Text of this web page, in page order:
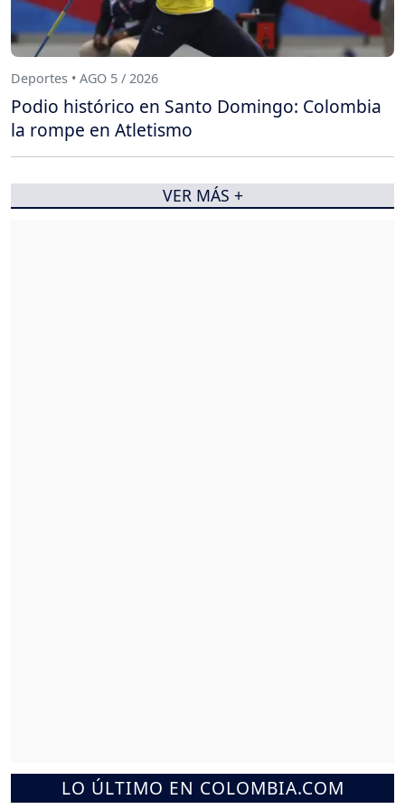
LO ÚLTIMO EN COLOMBIA.COM
Deportes • AGO 5 / 2026
Podio histórico en Santo Domingo: Colombia
la rompe en Atletismo
VER MÁS +